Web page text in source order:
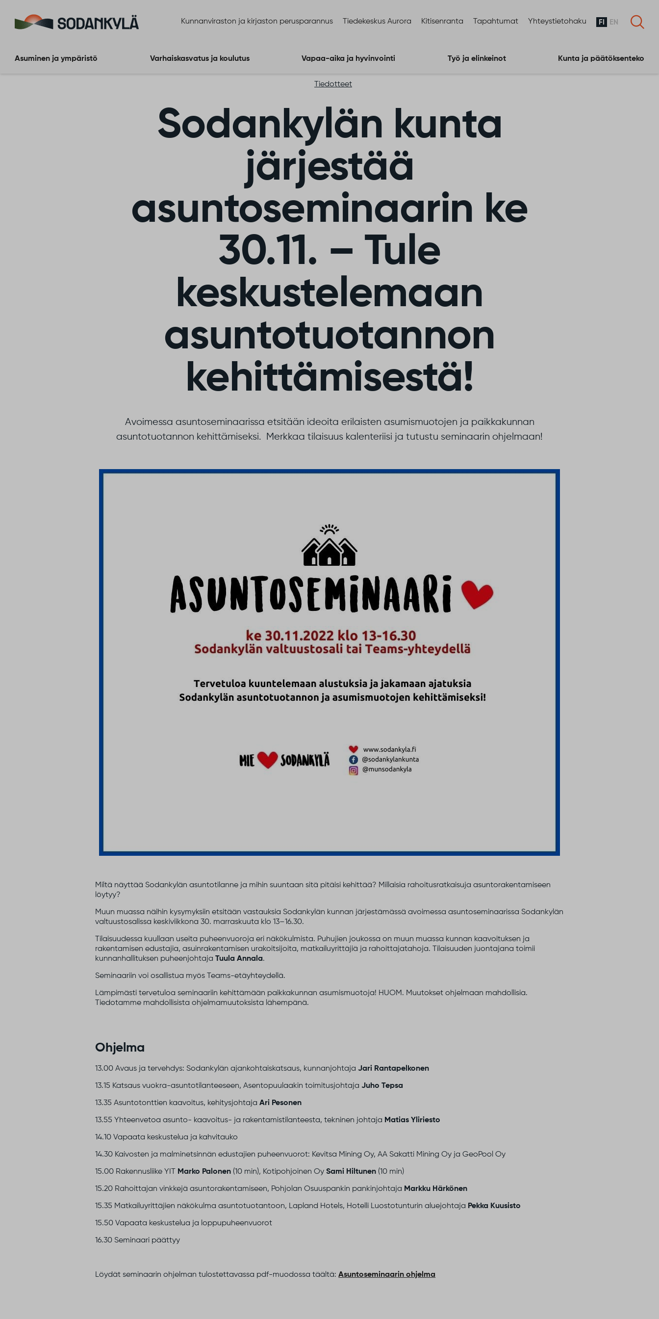
Kunnanviraston ja kirjaston perusparannus Tiedekeskus Aurora Kitisenranta Tapahtumat Yhteystietohaku FI EN
Asuminen ja ympäristö Varhaiskasvatus ja koulutus Vapaa-aika ja hyvinvointi Työ ja elinkeinot Kunta ja päätöksenteko
Tiedotteet
Sodankylän kunta
järjestää
asuntoseminaarin ke
30.11. – Tule
keskustelemaan
asuntotuotannon
kehittämisestä!
Avoimessa asuntoseminaarissa etsitään ideoita erilaisten asumismuotojen ja paikkakunnan
asuntotuotannon kehittämiseksi. Merkkaa tilaisuus kalenteriisi ja tutustu seminaarin ohjelmaan!
Miltä näyttää Sodankylän asuntotilanne ja mihin suuntaan sitä pitäisi kehittää? Millaisia rahoitusratkaisuja asuntorakentamiseen
löytyy?
Muun muassa näihin kysymyksiin etsitään vastauksia Sodankylän kunnan järjestämässä avoimessa asuntoseminaarissa Sodankylän
valtuustosalissa keskiviikkona 30. marraskuuta klo 13–16.30.
Tilaisuudessa kuullaan useita puheenvuoroja eri näkökulmista. Puhujien joukossa on muun muassa kunnan kaavoituksen ja
rakentamisen edustajia, asuinrakentamisen urakoitsijoita, matkailuyrittäjiä ja rahoittajatahoja. Tilaisuuden juontajana toimii
kunnanhallituksen puheenjohtajaTuula Annala.
Seminaariin voi osallistua myös Teams-etäyhteydellä.
Lämpimästi tervetuloa seminaariin kehittämään paikkakunnan asumismuotoja! HUOM. Muutokset ohjelmaan mahdollisia.
Tiedotamme mahdollisista ohjelmamuutoksista lähempänä.
Ohjelma
13.00 Avaus ja tervehdys: Sodankylän ajankohtaiskatsaus, kunnanjohtajaJari Rantapelkonen
13.15 Katsaus vuokra-asuntotilanteeseen, Asentopuulaakin toimitusjohtajaJuho Tepsa
13.35 Asuntotonttien kaavoitus, kehitysjohtajaAri Pesonen
13.55 Yhteenvetoa asunto- kaavoitus- ja rakentamistilanteesta, tekninen johtaja Matias Yliriesto
14.10 Vapaata keskustelua ja kahvitauko
14.30 Kaivosten ja malminetsinnän edustajien puheenvuorot: Kevitsa Mining Oy, AA Sakatti Mining Oy ja GeoPool Oy
15.00 Rakennusliike YIT Marko Palonen (10 min), Kotipohjoinen OySami Hiltunen (10 min)
15.20 Rahoittajan vinkkejä asuntorakentamiseen, Pohjolan Osuuspankin pankinjohtaja Markku Härkönen
15.35 Matkailuyrittäjien näkökulma asuntotuotantoon, Lapland Hotels, Hotelli Luostotunturin aluejohtaja Pekka Kuusisto
15.50 Vapaata keskustelua ja loppupuheenvuorot
16.30 Seminaari päättyy
Löydät seminaarin ohjelman tulostettavassa pdf-muodossa täältä:Asuntoseminaarin ohjelma